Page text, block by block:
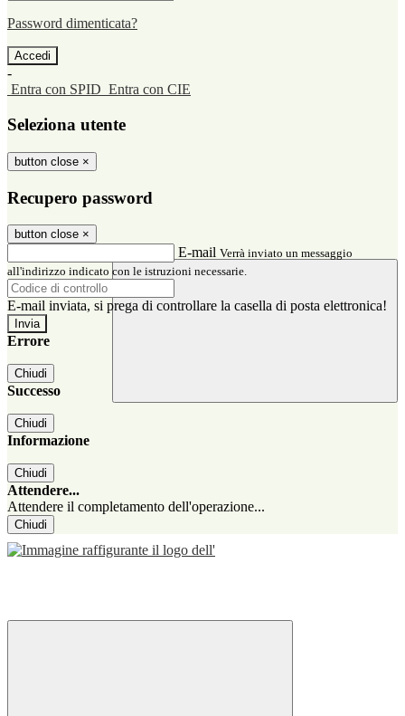
Password dimenticata?
-
Entra con SPID Entra con CIE
Seleziona utente
button close ×
Recupero password
button close ×
E-mail Verrà inviato un messaggio
all'indirizzo indicato con le istruzioni necessarie.
E-mail inviata, si prega di controllare la casella di posta elettronica!
Errore
Chiudi
Successo
Chiudi
Informazione
Chiudi
Attendere...
Attendere il completamento dell'operazione...
Chiudi